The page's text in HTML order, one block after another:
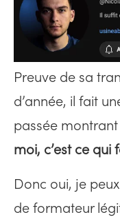
Preuve de sa
d’année, il fait
passée montrant
moi, c’est ce
Donc oui, je
de formateur